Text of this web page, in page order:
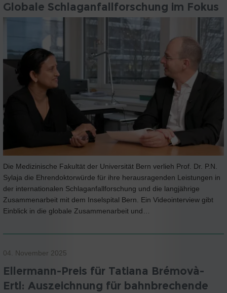
Globale Schlaganfallforschung im Fokus
Die Medizinische Fakultät der Universität Bern verlieh Prof. Dr. P.N.
Sylaja die Ehrendoktorwürde für ihre herausragenden Leistungen in
der internationalen Schlaganfallforschung und die langjährige
Zusammenarbeit mit dem Inselspital Bern. Ein Videointerview gibt
Einblick in die globale Zusammenarbeit und…
04. November 2025
Ellermann-Preis für Tatiana Brémovà-
Ertl: Auszeichnung für bahnbrechende